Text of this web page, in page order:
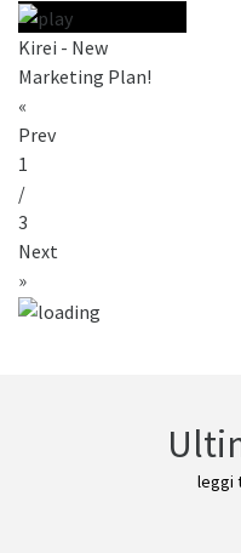
Kirei - New
Marketing Plan!
«
Prev
1
/
3
Next
»
leggi